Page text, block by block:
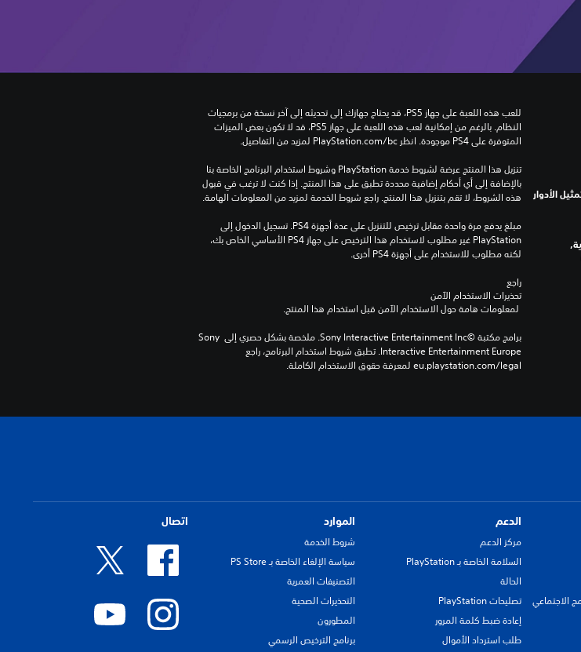
الأدوار
للعب هذه اللعبة على جهاز PS5، قد يحتاج جهازك إلى تحديثه إلى آخر نسخة من برمجيات
النظام. بالرغم من إمكانية لعب هذه اللعبة على جهاز PS5، قد لا تكون بعض الميزات
المتوفرة على PS4 موجودة. انظر ‎PlayStation.com/bc لمزيد من التفاصيل.
بالإضافة إلى أي أحكام إضافية محددة تطبق على هذا المنتج. إذا كنت لا ترغب في قبول
هذه الشروط، لا تقم بتنزيل هذا المنتج. راجع شروط الخدمة لمزيد من المعلومات الهامة.
مبلغ يدفع مرة واحدة مقابل ترخيص للتنزيل على عدة أجهزة PS4. تسجيل الدخول إلى
لكنه مطلوب للاستخدام على أجهزة PS4 أخرى.
راجع
تحذيرات الاستخدام الآمن
برامج مكتبة ©Sony Interactive Entertainment Inc. ملخصة بشكل حصري إلى Sony
eu.playstation.com/legal لمعرفة حقوق الاستخدام الكاملة.
الاجتماعي
الدعم
مركز الدعم
السلامة الخاصة بـ PlayStation
الحالة
تصليحات PlayStation
إعادة ضبط كلمة المرور
طلب استرداد الأموال
الموارد
شروط الخدمة
سياسة الإلغاء الخاصة بـ PS Store
التصنيفات العمرية
التحذيرات الصحية
المطورون
برنامج الترخيص الرسمي
اتصال